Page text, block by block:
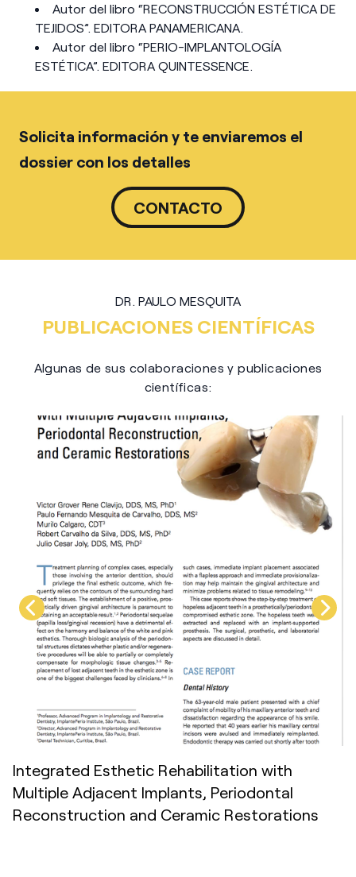
Autor del libro “RECONSTRUCCIÓN ESTÉTICA DE
TEJIDOS”. EDITORA PANAMERICANA.
Autor del libro “PERIO-IMPLANTOLOGÍA
ESTÉTICA”. EDITORA QUINTESSENCE.
Solicita información y te enviaremos el
dossier con los detalles
CONTACTO
DR. PAULO MESQUITA
PUBLICACIONES CIENTÍFICAS
Algunas de sus colaboraciones y publicaciones
científicas:
Integrated Esthetic Rehabilitation with
Multiple Adjacent Implants, Periodontal
Reconstruction and Ceramic Restorations